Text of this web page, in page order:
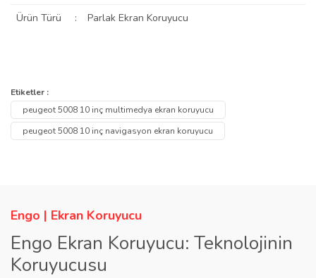
Ürün Türü : Parlak Ekran Koruyucu
Yorum Yaz
konularda yetersiz gördüğünüz noktaları öneri formunu kullanarak
tarafımıza iletebilirsiniz.
Görüş ve önerileriniz için teşekkür ederiz.
Bu ürüne benzer farklı alternatifler olmalı.
Soru Sor
Etiketler :
peugeot 5008 10 inç multimedya ekran koruyucu
peugeot 5008 10 inç navigasyon ekran koruyucu
Engo | Ekran Koruyucu
Engo Ekran Koruyucu: Teknolojinin
Koruyucusu